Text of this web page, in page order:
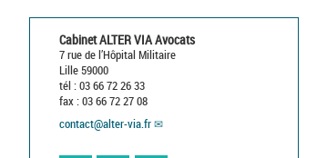
Cabinet ALTER VIA Avocats
7 rue de l’Hôpital Militaire
Lille 59000
tél : 03 66 72 26 33
fax : 03 66 72 27 08
contact@alter-via.fr